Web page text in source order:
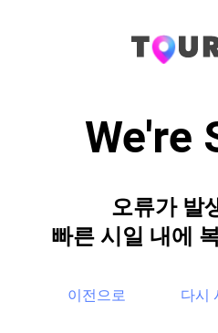
We're
오류가 발
빠른 시일 내에
이전으로 다시